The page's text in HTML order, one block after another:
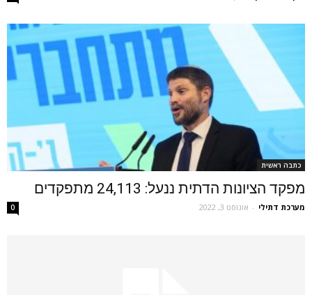
כתבה ראשית
מפקד הציונות הדתית ננעל: 24,113 מתפקדים
מערכת דתילי - אוגוסט 3, 2022 0